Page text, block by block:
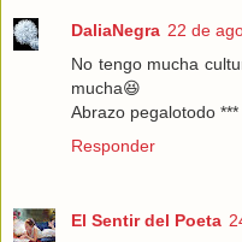
DaliaNegra 22 de
No tengo mucha
mucha😆
Abrazo pegalotodo ***
Responder
El Sentir del Poeta